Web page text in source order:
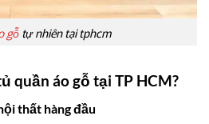
gỗtự nhiên tại tphcm
quần áo gỗ tại TP HCM?
thất hàng đầu